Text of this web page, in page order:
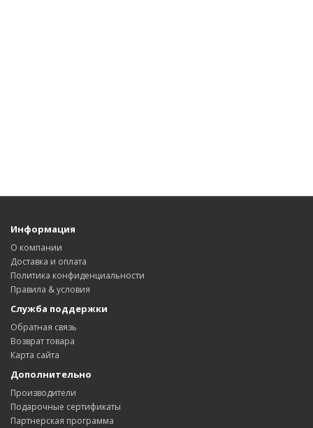
Информация
О компании
Доставка и оплата
Политика конфиденциальности
Правила & условия
Служба поддержки
Обратная связь
Возврат товара
Карта сайта
Дополнительно
Производители
Подарочные сертификаты
Партнерская программа